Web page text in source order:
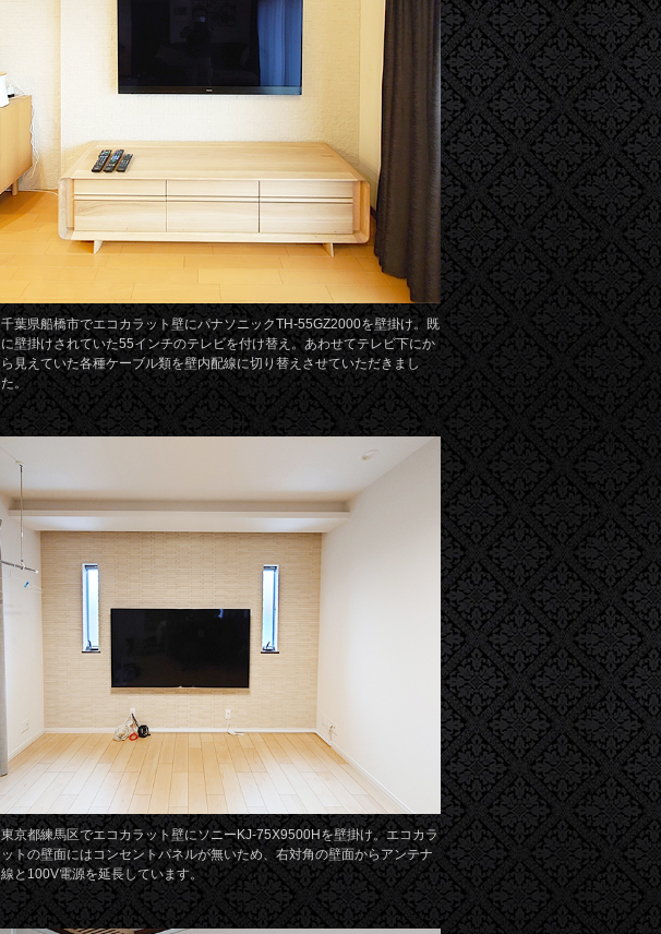
千葉県船橋市でエコカラット壁にパナソニックTH-55GZ2000を壁掛け。既
に壁掛けされていた55インチのテレビを付け替え。あわせてテレビ下にか
ら見えていた各種ケーブル類を壁内配線に切り替えさせていただきまし
た。
東京都練馬区でエコカラット壁にソニーKJ-75X9500Hを壁掛け。エコカラ
ットの壁面にはコンセントパネルが無いため、右対角の壁面からアンテナ
線と100V電源を延長しています。